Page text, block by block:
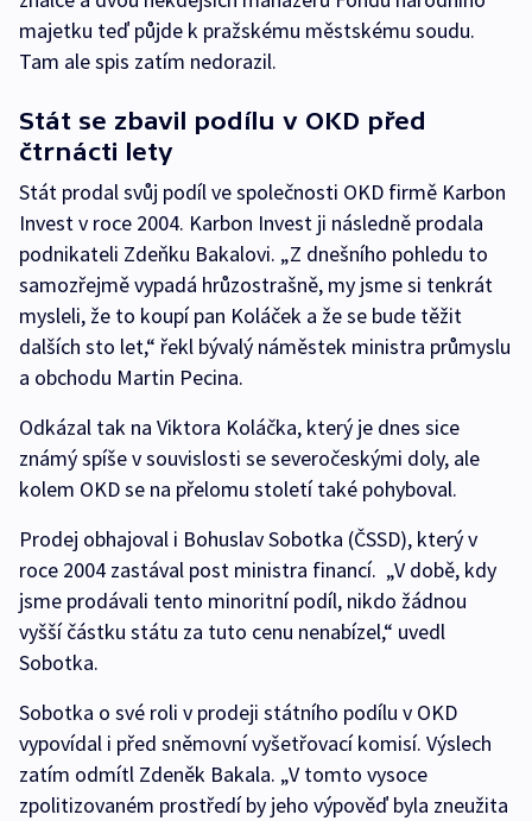
majetku teď půjde k pražskému městskému soudu.
Tam ale spis zatím nedorazil.
Stát se zbavil podílu v OKD před
čtrnácti lety
Stát prodal svůj podíl ve společnosti OKD firmě Karbon
Invest v roce 2004. Karbon Invest ji následně prodala
podnikateli Zdeňku Bakalovi. „Z dnešního pohledu to
samozřejmě vypadá hrůzostrašně, my jsme si tenkrát
mysleli, že to koupí pan Koláček a že se bude těžit
dalších sto let,“ řekl bývalý náměstek ministra průmyslu
a obchodu Martin Pecina.
Odkázal tak na Viktora Koláčka, který je dnes sice
známý spíše v souvislosti se severočeskými doly, ale
kolem OKD se na přelomu století také pohyboval.
Prodej obhajoval i Bohuslav Sobotka (ČSSD), který v
roce 2004 zastával post ministra financí. „V době, kdy
jsme prodávali tento minoritní podíl, nikdo žádnou
vyšší částku státu za tuto cenu nenabízel,“ uvedl
Sobotka.
Sobotka o své roli v prodeji státního podílu v OKD
vypovídal i před sněmovní vyšetřovací komisí. Výslech
zatím odmítl Zdeněk Bakala. „V tomto vysoce
zpolitizovaném prostředí by jeho výpověď byla zneužita